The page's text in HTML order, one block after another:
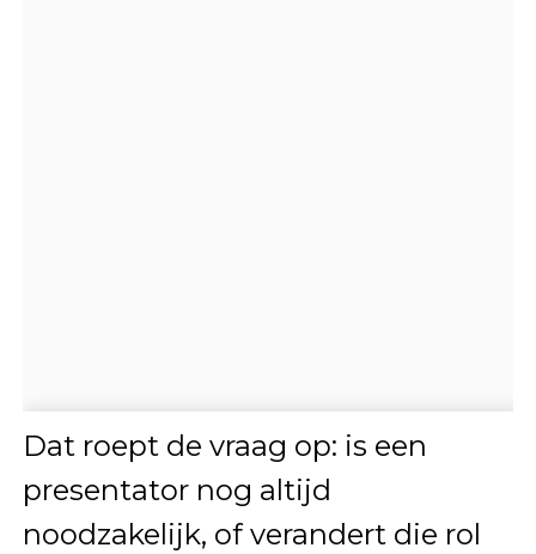
Dat roept de vraag op: is een
presentator nog altijd
noodzakelijk, of verandert die rol